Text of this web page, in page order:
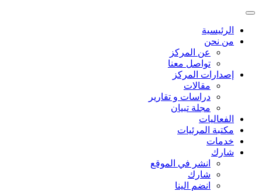
الرئيسية
من نحن
عن المركز
تواصل معنا
إصدارات المركز
مقالات
دراسات و تقارير
مجلة تبيان
الفعاليات
مكتبة المرئيات
خدمات
شارك
انشر في الموقع
شارك
انضم الينا